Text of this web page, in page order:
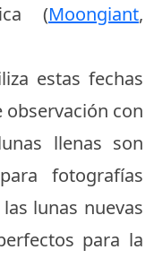
(Moongiant,
estas fechas
observación con
llenas son
fotografías
lunas nuevas
para la